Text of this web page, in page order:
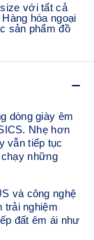
với tất cả
hóa ngoại
sản phẩm đồ
dòng giày êm
Nhẹ hơn
vẫn tiếp tục
những
và công nghệ
trải nghiệm
đất êm ái như